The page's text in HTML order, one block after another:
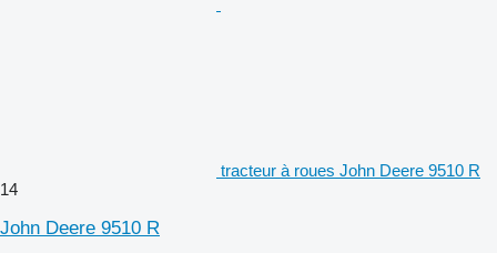
tracteur à roues John Deere 9510 R
14
John Deere 9510 R